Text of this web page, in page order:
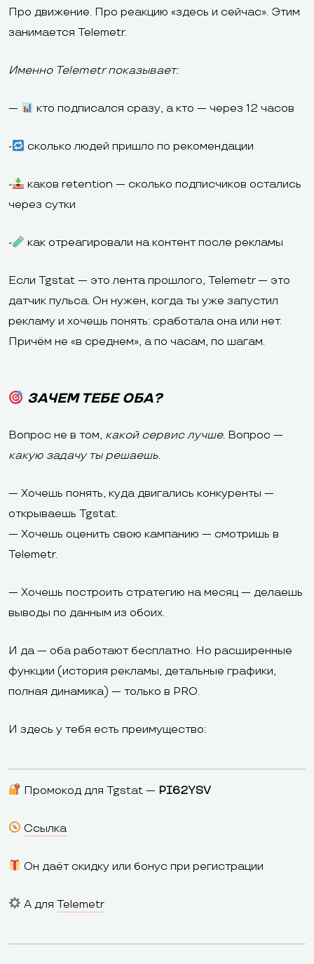
Про движение. Про реакцию «здесь и сейчас». Этим
занимается Telemetr.
Именно Telemetr показывает:
— кто подписался сразу, а кто — через 12 часов
- сколько людей пришло по рекомендации
-
каков retention — сколько подписчиков остались
через сутки
- как отреагировали на контент после рекламы
Если Tgstat — это лента прошлого, Telemetr — это
датчик пульса. Он нужен, когда ты уже запустил
рекламу и хочешь понять: сработала она или нет.
Причём не «в среднем», а по часам, по шагам.
ЗАЧЕМ ТЕБЕ ОБА?
Вопрос не в том, какой сервис лучше. Вопрос —
какую задачу ты решаешь.
— Хочешь понять, куда двигались конкуренты —
открываешь Tgstat.
— Хочешь оценить свою кампанию — смотришь в
Telemetr.
— Хочешь построить стратегию на месяц — делаешь
выводы по данным из обоих.
И да — оба работают бесплатно. Но расширенные
функции (история рекламы, детальные графики,
полная динамика) — только в PRO.
И здесь у тебя есть преимущество:
Промокод для Tgstat — PI62YSV
Ссылка
Он даёт скидку или бонус при регистрации
А дляTelemetr